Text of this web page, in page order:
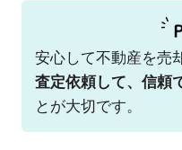
安心して不動産を売
査定依頼して、信頼
とが大切です。